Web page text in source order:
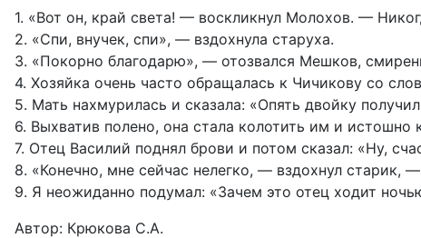
1. «Вот он, край света! — воскликнул Молохов. —
2. «Спи, внучек, спи», — вздохнула старуха.
3. «Покорно благодарю», — отозвался Мешков,
4. Хозяйка очень часто обращалась к Чичикову со
5. Мать нахмурилась и сказала: «Опять двойку
6. Выхватив полено, она стала колотить им и истошно
7. Отец Василий поднял брови и потом сказал: «Ну,
8. «Конечно, мне сейчас нелегко, — вздохнул старик,
9. Я неожиданно подумал: «Зачем это отец ходит
Автор: Крюкова С.А.